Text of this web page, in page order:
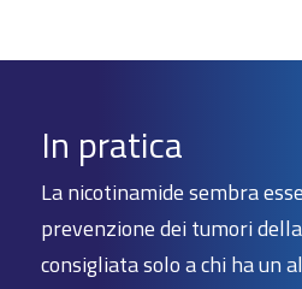
In pratica
La nicotinamide sembra
prevenzione dei tumori
consigliata solo a chi ha un